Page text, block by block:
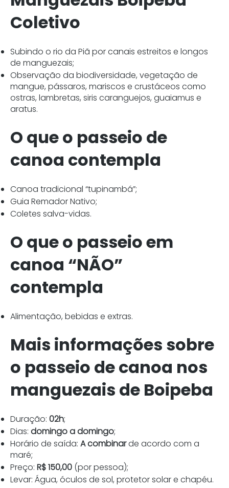
Coletivo
Subindo o rio da Piã por canais estreitos e longos
de manguezais;
Observação da biodiversidade, vegetação de
mangue, pássaros, mariscos e crustáceos como
ostras, lambretas, siris caranguejos, guaiamus e
aratus.
O que o passeio de
canoa contempla
Canoa tradicional “tupinambá”;
Guia Remador Nativo;
Coletes salva-vidas.
O que o passeio em
canoa “NÃO”
contempla
Alimentação, bebidas e extras.
Mais informações sobre
o passeio de canoa nos
manguezais de Boipeba
Duração: 02h;
Dias: domingo a domingo;
Horário de saída: A combinarde acordo com a
maré;
Preço: R$ 150,00 (por pessoa);
Levar: Água, óculos de sol, protetor solar e chapéu.